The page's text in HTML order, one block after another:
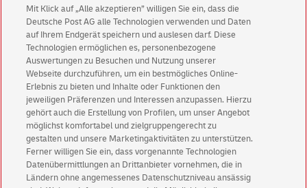
Kontakt
Mit Klick auf „Alle akzeptieren” willigen Sie ein, dass die
Deutsche Post AG alle Technologien verwenden und Daten
auf Ihrem Endgerät speichern und auslesen darf. Diese
Technologien ermöglichen es, personenbezogene
Auswertungen zu Besuchen und Nutzung unserer
Webseite durchzuführen, um ein bestmögliches Online-
Erlebnis zu bieten und Inhalte oder Funktionen den
jeweiligen Präferenzen und Interessen anzupassen. Hierzu
gehört auch die Erstellung von Profilen, um unser Angebot
möglichst komfortabel und zielgruppengerecht zu
gestalten und unsere Marketingaktivitäten zu unterstützen.
Ferner willigen Sie ein, dass vorgenannte Technologien
Datenübermittlungen an Drittanbieter vornehmen, die in
Ländern ohne angemessenes Datenschutzniveau ansässig